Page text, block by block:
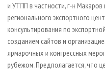
и УТПП в частности, г-н
регионального экспортного
консультирования по
созданием сайтов и
ярмарочных и конгрессных
рубежом. Предполагается, что